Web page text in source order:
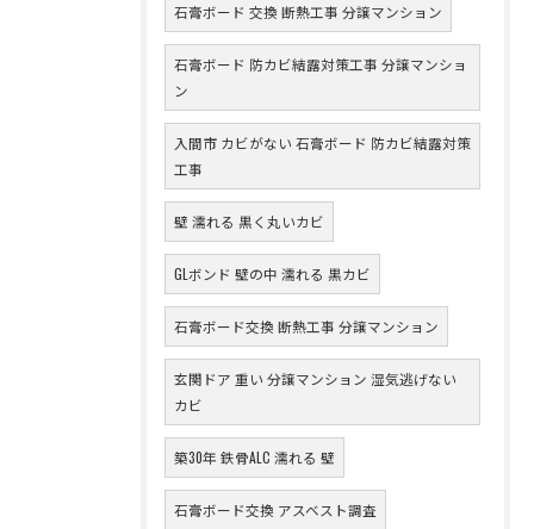
石膏ボード 交換 断熱工事 分譲マンション
石膏ボード 防カビ結露対策工事 分譲マンショ
ン
入間市 カビがない 石膏ボード 防カビ結露対策
工事
壁 濡れる 黒く丸いカビ
GLボンド 壁の中 濡れる 黒カビ
石膏ボード交換 断熱工事 分譲マンション
玄関ドア 重い 分譲マンション 湿気逃げない
カビ
築30年 鉄骨ALC 濡れる 壁
石膏ボード交換 アスベスト調査